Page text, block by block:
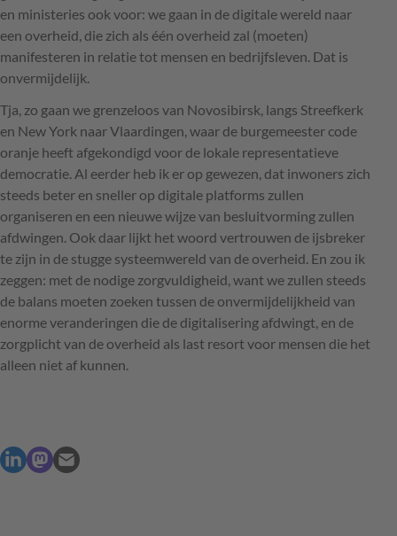
en ministeries ook voor: we gaan in de digitale wereld naar
een overheid, die zich als één overheid zal (moeten)
manifesteren in relatie tot mensen en bedrijfsleven. Dat is
onvermijdelijk.
Tja, zo gaan we grenzeloos van Novosibirsk, langs Streefkerk
en New York naar Vlaardingen, waar de burgemeester code
oranje heeft afgekondigd voor de lokale representatieve
democratie. Al eerder heb ik er op gewezen, dat inwoners zich
steeds beter en sneller op digitale platforms zullen
organiseren en een nieuwe wijze van besluitvorming zullen
afdwingen. Ook daar lijkt het woord vertrouwen de ijsbreker
te zijn in de stugge systeemwereld van de overheid. En zou ik
zeggen: met de nodige zorgvuldigheid, want we zullen steeds
de balans moeten zoeken tussen de onvermijdelijkheid van
enorme veranderingen die de digitalisering afdwingt, en de
zorgplicht van de overheid als last resort voor mensen die het
alleen niet af kunnen.